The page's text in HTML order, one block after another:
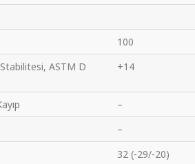
100
ASTM D
+14
–
–
32 (-29/-20)